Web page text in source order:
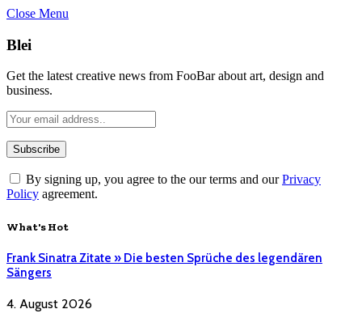
Close Menu
Blei
Get the latest creative news from FooBar about art, design and
business.
By signing up, you agree to the our terms and ourPrivacy
Policy agreement.
What's Hot
Frank Sinatra Zitate » Die besten Sprüche des legendären
Sängers
4. August 2026